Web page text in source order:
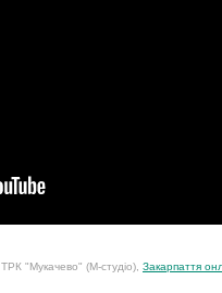
ТРК "Мукачево" (М-студіо), Закарпаття